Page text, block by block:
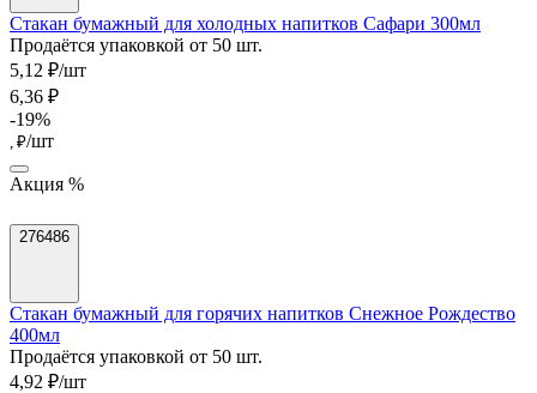
Стакан бумажный для холодных напитков Сафари 300мл
Продаётся упаковкой от 50 шт.
5,12 ₽/шт
6,36 ₽
-19%
, ₽/шт
Акция %
276486
Стакан бумажный для горячих напитков Снежное Рождество
400мл
Продаётся упаковкой от 50 шт.
4,92 ₽/шт